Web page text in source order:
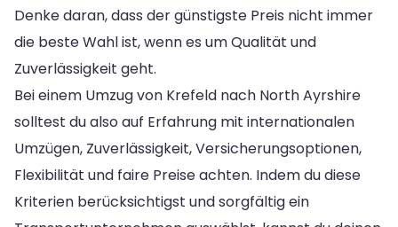
Denke daran, dass der günstigste Preis nicht immer
die beste Wahl ist, wenn es um Qualität und
Zuverlässigkeit geht.
Bei einem Umzug von Krefeld nach North Ayrshire
solltest du also auf Erfahrung mit internationalen
Umzügen, Zuverlässigkeit, Versicherungsoptionen,
Flexibilität und faire Preise achten. Indem du diese
Kriterien berücksichtigst und sorgfältig ein